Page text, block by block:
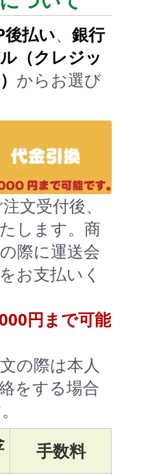
後払い、 銀行
（クレジッ
からお選び
文受付後、
します。商
際に運送会
お支払いく
円まで可能
の際は本人
をする場合
手数料